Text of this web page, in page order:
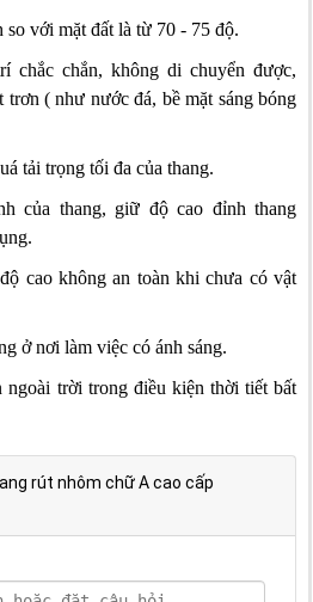
so với mặt đất là từ 70 - 75 độ.
chắc chắn, không di chuyển được,
trơn ( như nước đá, bề mặt sáng bóng
tải trọng tối đa của thang.
của thang, giữ độ cao đỉnh thang
cao không an toàn khi chưa có vật
ở nơi làm việc có ánh sáng.
ngoài trời trong điều kiện thời tiết bất
rút nhôm chữ A cao cấp